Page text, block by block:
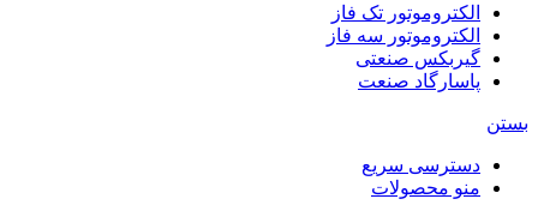
الکتروموتور تک فاز
الکتروموتور سه فاز
گیربکس صنعتی
پاسارگاد صنعت
بستن
دسترسی سریع
منو محصولات